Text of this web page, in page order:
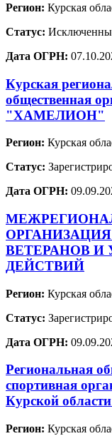
Регион: Курская
Статус:
Дата ОГРН:
Курская
общественная
"ХАМЕЛИОН"
Регион: Курская
Статус:
Дата ОГРН:
ВЕТЕРАНОВ И
ДЕЙСТВИЙ
Регион: Курская
Статус:
Дата ОГРН:
Региональная
спортивная
Курской
Регион: Курская